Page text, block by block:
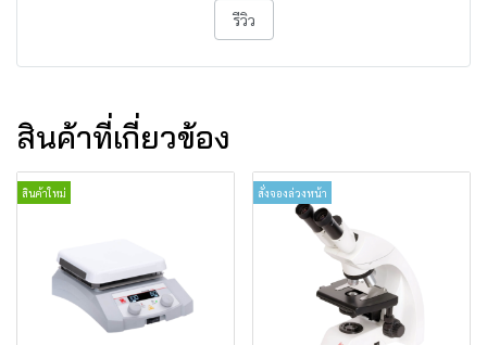
รีวิว
สินค้าที่เกี่ยวข้อง
สินค้าใหม่ สั่งจองล่วงหน้า